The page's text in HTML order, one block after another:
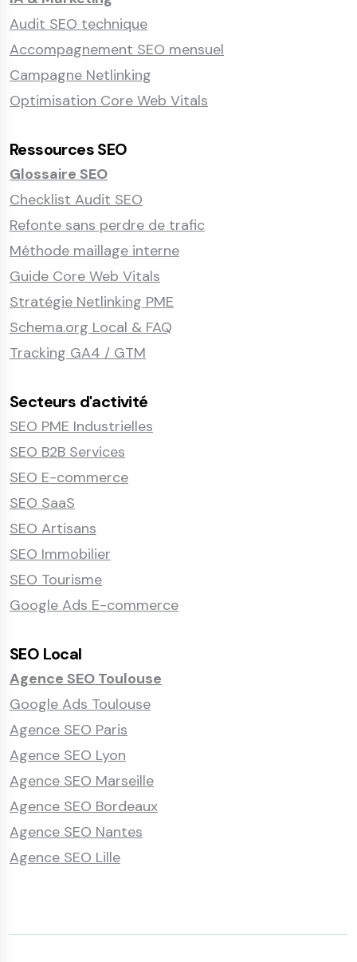
Audit SEO technique
Accompagnement SEO mensuel
Campagne Netlinking
Optimisation Core Web Vitals
Ressources SEO
Glossaire SEO
Checklist Audit SEO
Refonte sans perdre de trafic
Méthode maillage interne
Guide Core Web Vitals
Stratégie Netlinking PME
Schema.org Local & FAQ
Tracking GA4 / GTM
Secteurs d'activité
SEO PME Industrielles
SEO B2B Services
SEO E-commerce
SEO SaaS
SEO Artisans
SEO Immobilier
SEO Tourisme
Google Ads E-commerce
SEO Local
Agence SEO Toulouse
Google Ads Toulouse
Agence SEO Paris
Agence SEO Lyon
Agence SEO Marseille
Agence SEO Bordeaux
Agence SEO Nantes
Agence SEO Lille